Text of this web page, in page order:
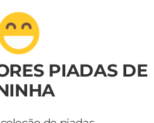
PIADAS DE